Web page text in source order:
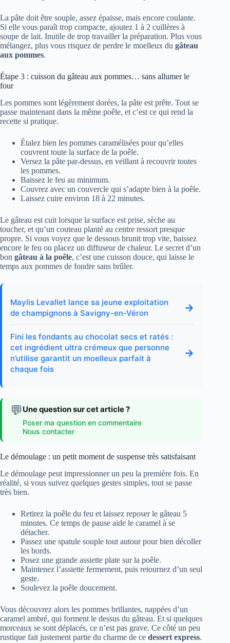
La pâte doit être souple, assez épaisse, mais encore coulante.
Si elle vous paraît trop compacte, ajoutez 1 à 2 cuillères à
soupe de lait. Inutile de trop travailler la préparation. Plus vous
mélangez, plus vous risquez de perdre le moelleux du gâteau
aux pommes.
Étape 3 : cuisson du gâteau aux pommes… sans allumer le
four
Les pommes sont légèrement dorées, la pâte est prête. Tout se
passe maintenant dans la même poêle, et c’est ce qui rend la
recette si pratique.
Étalez bien les pommes caramélisées pour qu’elles
couvrent toute la surface de la poêle.
Versez la pâte par-dessus, en veillant à recouvrir toutes
les pommes.
Baissez le feu au minimum.
Couvrez avec un couvercle qui s’adapte bien à la poêle.
Laissez cuire environ 18 à 22 minutes.
Le gâteau est cuit lorsque la surface est prise, sèche au
toucher, et qu’un couteau planté au centre ressort presque
propre. Si vous voyez que le dessous brunit trop vite, baissez
encore le feu ou placez un diffuseur de chaleur. Le secret d’un
bon gâteau à la poêle, c’est une cuisson douce, qui laisse le
temps aux pommes de fondre sans brûler.
Maylis Levallet lance sa jeune exploitation
de champignons à Savigny-en-Véron
→
Fini les fondants au chocolat secs et ratés :
cet ingrédient ultra crémeux que personne
n’utilise garantit un moelleux parfait à
chaque fois
→
💬 Une question sur cet article ?
Poser ma question en commentaire
Nous contacter
Le démoulage : un petit moment de suspense très satisfaisant
Le démoulage peut impressionner un peu la première fois. En
réalité, si vous suivez quelques gestes simples, tout se passe
très bien.
Retirez la poêle du feu et laissez reposer le gâteau 5
minutes. Ce temps de pause aide le caramel à se
détacher.
Passez une spatule souple tout autour pour bien décoller
les bords.
Posez une grande assiette plate sur la poêle.
Maintenez l’assiette fermement, puis retournez d’un seul
geste.
Soulevez la poêle doucement.
Vous découvrez alors les pommes brillantes, nappées d’un
caramel ambré, qui forment le dessus du gâteau. Et si quelques
morceaux se sont déplacés, ce n’est pas grave. Ce côté un peu
rustique fait justement partie du charme de ce dessert express.